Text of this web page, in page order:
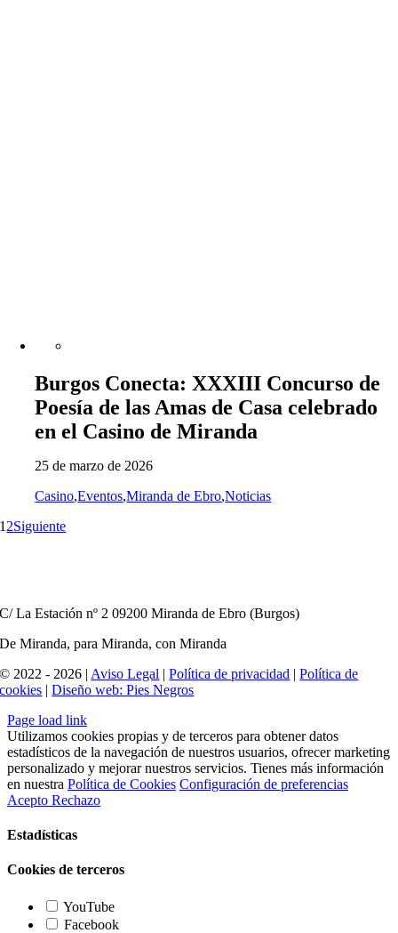
Burgos Conecta: XXXIII Concurso de
Poesía de las Amas de Casa celebrado
en el Casino de Miranda
25 de marzo de 2026
Casino,Eventos,Miranda de Ebro,Noticias
1 2Siguiente
C/ La Estación nº 2 09200 Miranda de Ebro (Burgos)
De Miranda, para Miranda, con Miranda
© 2022 - 2026 | Aviso Legal |Política de privacidad |Política de
cookies |Diseño web: Pies Negros
Page load link
Utilizamos cookies propias y de terceros para obtener datos
estadísticos de la navegación de nuestros usuarios, ofrecer marketing
personalizado y mejorar nuestros servicios. Tienes más información
en nuestra Política de Cookies Configuración de preferencias
Acepto Rechazo
Estadísticas
Cookies de terceros
YouTube
Facebook